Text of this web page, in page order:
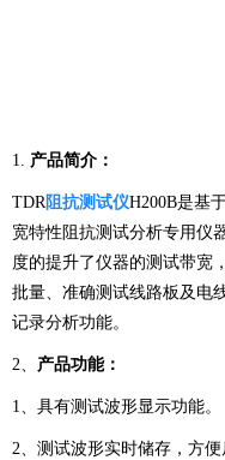
1. 产品简介 ：
TDR阻抗测试仪H200B是基
宽特性阻抗测试分析专用仪
度的提升了仪器的测试带宽
批量、准确测试线路板及电
记录分析功能。
2、 产品功能：
1、具有测试波形显示功能。
2、测试波形实时储存，方便